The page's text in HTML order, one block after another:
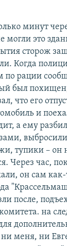
минут
могли это
сторож
Когда
по рации
был
что его
и
а ему
тупики – он
Через час,
он сам
после,
на
меня, ни